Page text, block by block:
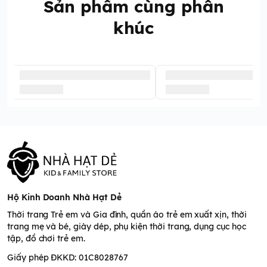
Sản phẩm cùng phân
khúc
Hộ Kinh Doanh Nhà Hạt Dẻ
Thời trang Trẻ em và Gia đình, quần áo trẻ em xuất xịn, thời
trang mẹ và bé, giày dép, phụ kiện thời trang, dụng cục học
tập, đồ chơi trẻ em.
Giấy phép ĐKKD: 01C8028767